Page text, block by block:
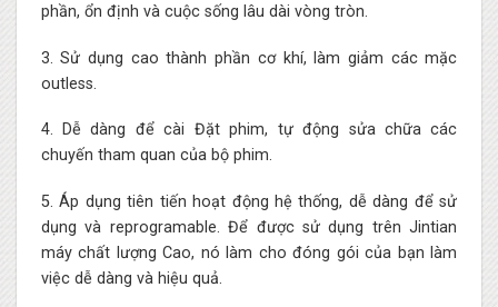
phần, ổn định và cuộc sống lâu dài vòng tròn.
3. Sử dụng cao thành phần cơ khí, làm giảm các mặc
outless.
4. Dễ dàng để cài Đặt phim, tự động sửa chữa các
chuyến tham quan của bộ phim.
5. Áp dụng tiên tiến hoạt động hệ thống, dễ dàng để sử
dụng và reprogramable. Để được sử dụng trên Jintian
máy chất lượng Cao, nó làm cho đóng gói của bạn làm
việc dễ dàng và hiệu quả.